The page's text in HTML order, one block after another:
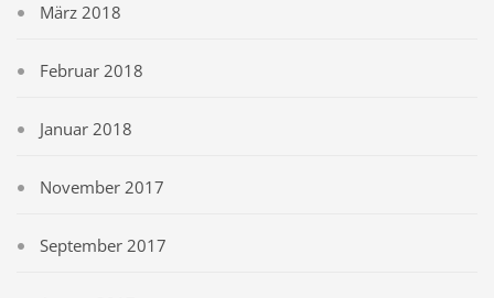
März 2018
Februar 2018
Januar 2018
November 2017
September 2017